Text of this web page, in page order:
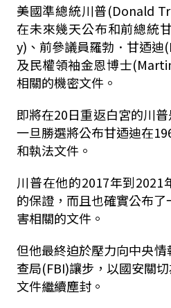
美國準總統川普(Donald
在未來幾天公布和前總統
y)、前參議員羅勃．甘迺
及民權領袖金恩博士
相關的機密文件。
即將在20日重返白宮的川
一旦勝選將公布甘迺迪在
和執法文件。
川普在他的2017年到2021
的保證，而且也確實公布
害相關的文件。
但他最終迫於壓力向中央
查局(FBI)讓步，以國安關
文件繼續塵封。